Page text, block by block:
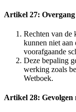
Artikel 27:
Rechten van de
kunnen niet aan
voorafgaande
Deze bepaling
werking zoals
Wetboek.
Artikel 28: Gevolgen